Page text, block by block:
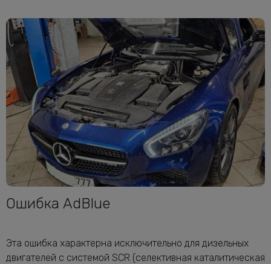
Ошибка AdBlue
Эта ошибка характерна исключительно для дизельных
двигателей с системой SCR (селективная каталитическая